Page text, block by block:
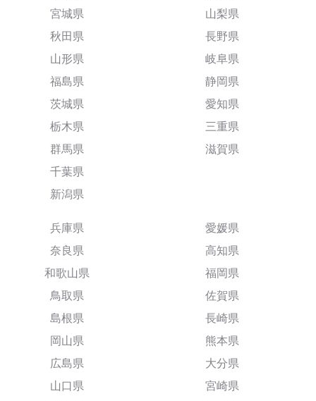
宮城県
秋田県
山形県
福島県
茨城県
栃木県
群馬県
千葉県
新潟県
山梨県
長野県
岐阜県
静岡県
愛知県
三重県
滋賀県
兵庫県
奈良県
和歌山県
鳥取県
島根県
岡山県
広島県
山口県
愛媛県
高知県
福岡県
佐賀県
長崎県
熊本県
大分県
宮崎県